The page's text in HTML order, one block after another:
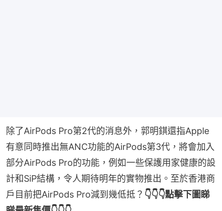
除了AirPods Pro第2代的消息外，郭明錤還指Apple
有意同時推出無ANC功能的AirPods第3代，將會加入
部分AirPods Pro的功能，例如一些保護用家健康的設
計和SiP結構，令人期待明年的實物推出。至於香港商
戶目前把AirPods Pro減到幾低抵？ 👇👇👇點擊下圖睇